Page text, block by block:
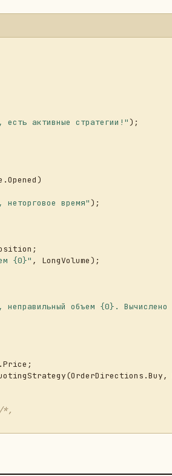
активные стратегии!" );
время" );
{0}" , LongVolume);
неправильный объем {0}.
/*,